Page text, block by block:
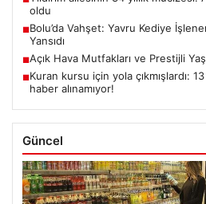
oldu
■Bolu’da Vahşet: Yavru Kediye
Yansıdı
■Açık Hava Mutfakları ve Prestijli
■Kuran kursu için yola çıkmışlardı:
haber alınamıyor!
Güncel